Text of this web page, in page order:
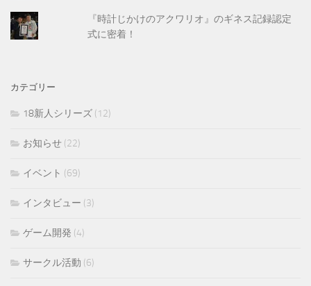
『時計じかけのアクワリオ』のギネス記録認定
式に密着！
カテゴリー
18新人シリーズ (12)
お知らせ (22)
イベント (69)
インタビュー (3)
ゲーム開発 (4)
サークル活動 (6)